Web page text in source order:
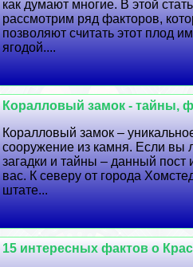
как думают многие. В этой
рассмотрим ряд факторов,
позволяют считать этот плод
ягодой....
Коралловый замок - тайны,
Коралловый замок –
сооружение из камня. Если вы
загадки и тайны – данный пост
вас. К северу от города
штате...
15 интересных фактов о